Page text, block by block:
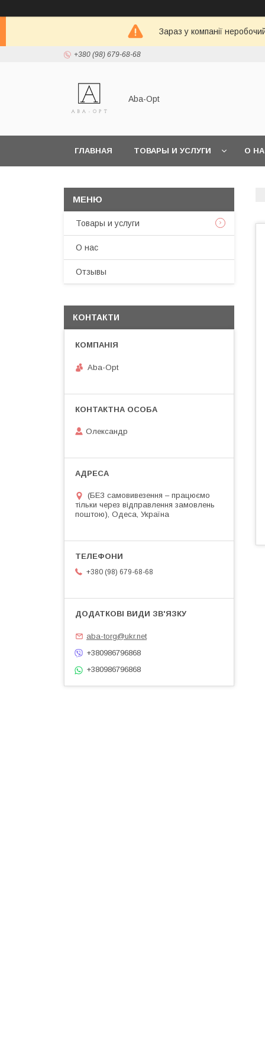
Зараз у компанії
+380 (98) 679-68-68
Aba-Opt
ГЛАВНАЯ ТОВАРЫ И УСЛУГИ О
Товары и услуги
О нас
Отзывы
КОНТАКТИ
Aba-Opt
Олександр
(БЕЗ самовивезення – працюємо
тільки через відправлення замовлень
поштою), Одеса, Україна
+380 (98) 679-68-68
aba-torg@ukr.net
+380986796868
+380986796868